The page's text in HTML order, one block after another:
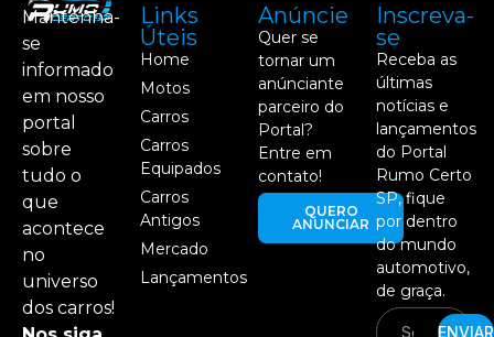
Mantenha-
se
informado
em nosso
portal
sobre
tudo o
que
acontece
no
universo
dos carros!
Links
Úteis
Home
Motos
Carros
Carros
Equipados
Carros
Antigos
Mercado
Lançamentos
Anúncie
Quer se
tornar um
anúnciante
parceiro do
Portal?
Entre em
contato!
QUERO
ANUNCIAR
Inscreva-
se
Receba as
últimas
notícias e
lançamentos
do Portal
Rumo Certo
SP, fique
por dentro
do mundo
automotivo,
de graça.
ENVIAR